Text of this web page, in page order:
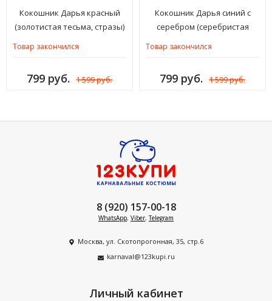
Кокошник Дарья красный
(золотистая тесьма, стразы)
Товар закончился
799 руб. 1 599 руб.
Кокошник Дарья синий с
серебром (серебристая
Товар закончился
799 руб. 1 599 руб.
8 (920) 157-00-18
WhatsApp, Viber,Telegram
Москва, ул. Скотопрогонная, 35, стр.6
karnaval@123kupi.ru
Личный кабинет